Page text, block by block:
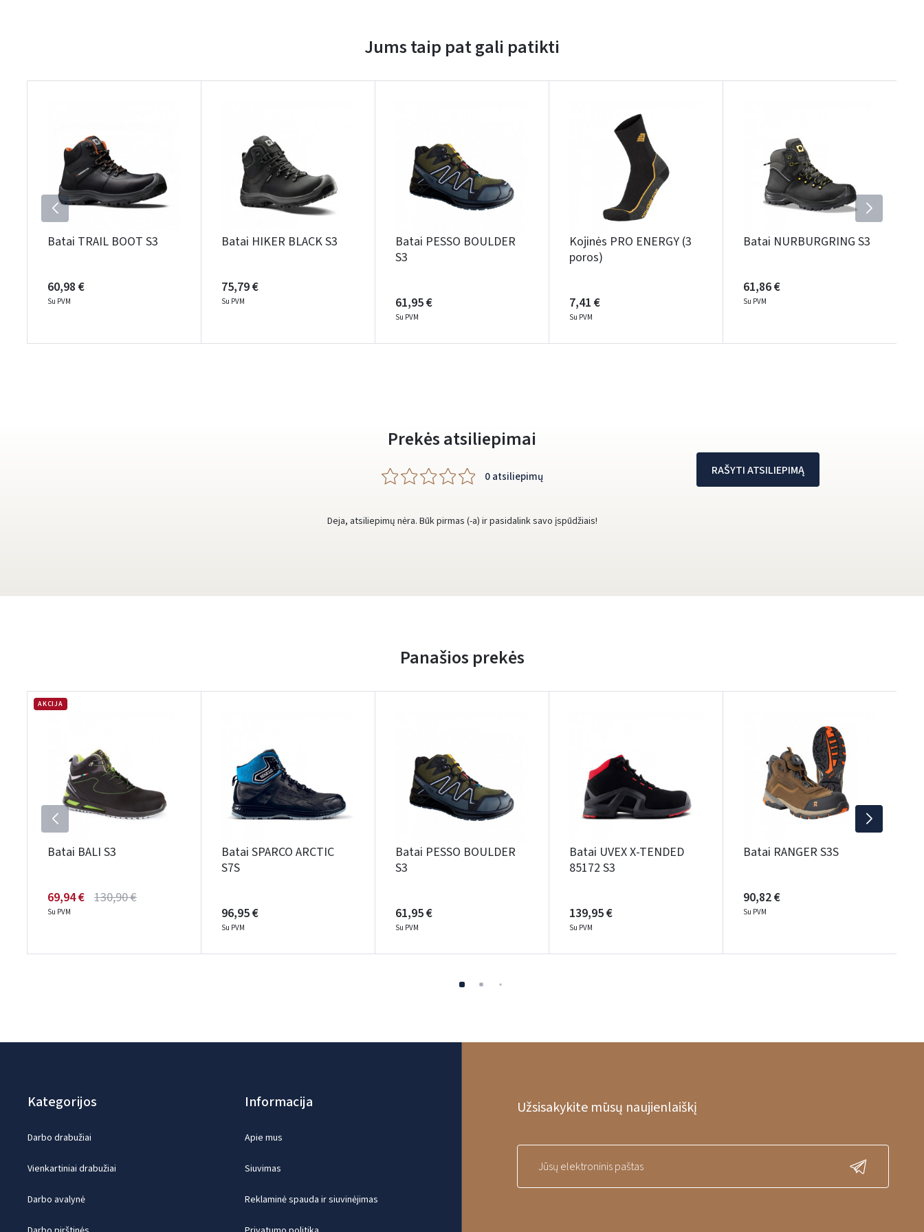
Jums taip pat gali patikti
Batai TRAIL BOOT S3
60,98 €
Su PVM
Batai HIKER BLACK S3
75,79 €
Su PVM
Batai PESSO BOULDER
S3
61,95 €
Su PVM
Kojinės PRO ENERGY (3
poros)
7,41 €
Su PVM
Batai NURBURGRING S3
61,86 €
Su PVM
Prekės atsiliepimai
0 atsiliepimų RAŠYTI ATSILIEPIMĄ
Deja, atsiliepimų nėra. Būk pirmas (-a) ir pasidalink savo įspūdžiais!
Rašyti atsiliepimą
Panašios prekės
AKCIJA
Batai BALI S3
69,94 € 130,90 €
Su PVM
Batai SPARCO ARCTIC
S7S
96,95 €
Su PVM
Batai PESSO BOULDER
S3
61,95 €
Su PVM
Batai UVEX X-TENDED
85172 S3
139,95 €
Su PVM
Batai RANGER S3S
90,82 €
Su PVM
Kategorijos
Darbo drabužiai
Vienkartiniai drabužiai
Darbo avalynė
Informacija
Apie mus
Siuvimas
Reklaminė spauda ir siuvinėjimas
Užsisakykite mūsų naujienlaiškį
Prisijungti
Pamiršote slaptažodį?
Dar neturite paskyros? Registruokites